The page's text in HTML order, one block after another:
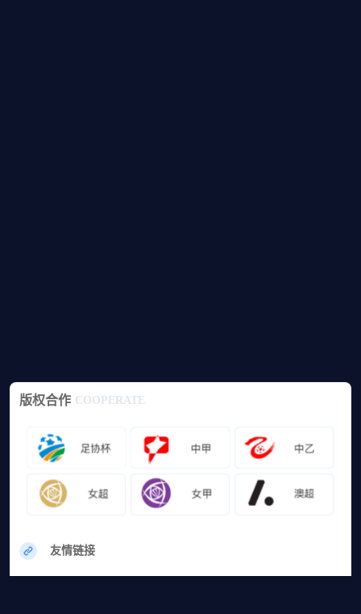
版权合作 COOPERATE
友情链接